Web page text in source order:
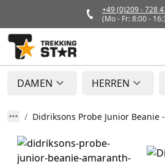
+49 (0)209 - 728
(Mo - Fr: 8:00 -
DAMEN HERREN
Didriksons Probe Junior Beanie